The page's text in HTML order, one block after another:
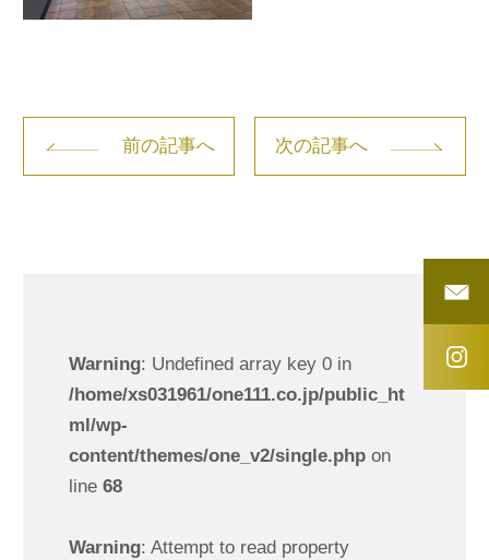
前の記事へ 次の記事へ
Warning: Undefined array key 0 in
/home/xs031961/one111.co.jp/public_ht
ml/wp-
content/themes/one_v2/single.phpon
line 68
Warning: Attempt to read property